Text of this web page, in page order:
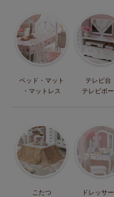
ベッド・マット
・マットレス
テレビ台
テレビボ
こたつ
ドレッサー